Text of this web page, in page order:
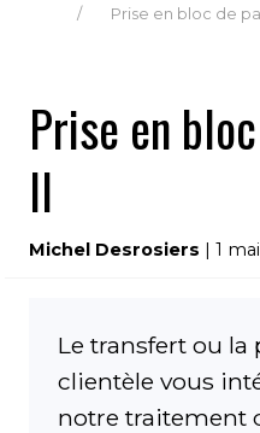
Prise en bloc de
Prise en
II
Michel Desrosiers | 1
Le transfert ou la
clientèle vous
notre traitement